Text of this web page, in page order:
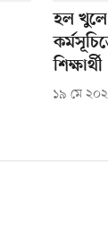
হল খুলে
শিক্ষার্থী
১৯ মে